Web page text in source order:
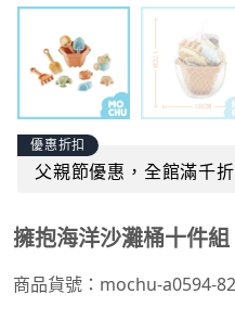
優惠折扣
父親節優惠，全館滿千
擁抱海洋沙灘桶十件組
商品貨號：mochu-a0594-